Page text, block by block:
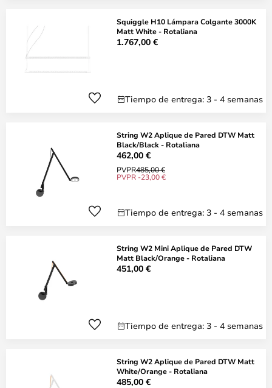
Squiggle H10 Lámpara Colgante 3000K
Matt White - Rotaliana
1.767,00 €
Tiempo de entrega: 3 - 4 semanas
String W2 Aplique de Pared DTW Matt
Black/Black - Rotaliana
462,00 €
PVPR485,00 €
PVPR -23,00 €
Tiempo de entrega: 3 - 4 semanas
String W2 Mini Aplique de Pared DTW
Matt Black/Orange - Rotaliana
451,00 €
Tiempo de entrega: 3 - 4 semanas
String W2 Aplique de Pared DTW Matt
White/Orange - Rotaliana
485,00 €